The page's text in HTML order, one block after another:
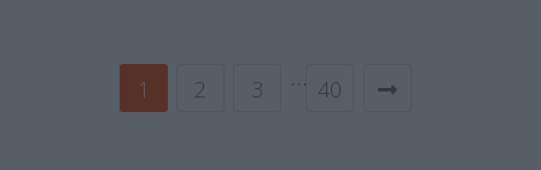
1 2 3 … 40